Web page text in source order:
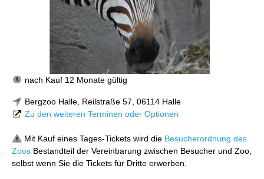
nach Kauf 12 Monate gültig
Bergzoo Halle, Reilstraße 57, 06114 Halle
Zu den weiteren Terminen oder Optionen
Mit Kauf eines Tages-Tickets wird die Besucherordnung des
Zoos Bestandteil der Vereinbarung zwischen Besucher und Zoo,
selbst wenn Sie die Tickets für Dritte erwerben.